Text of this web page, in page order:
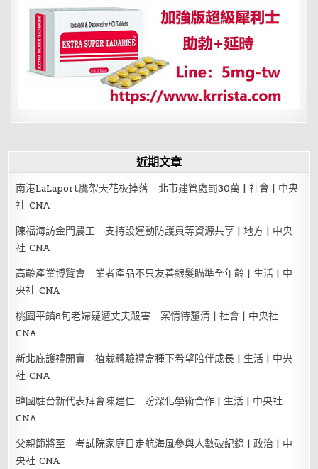
近期文章
南港LaLaport鷹架天花板掉落 北市建管處罰30萬 | 社會 | 中央
社 CNA
陳福海訪金門農工 支持設運動防護員等資源共享 | 地方 | 中央
社 CNA
高齡產業博覽會 業者產品不只友善銀髮瞄準全年齡 | 生活 | 中
央社 CNA
桃園平鎮8旬老婦疑遭丈夫殺害 案情待釐清 | 社會 | 中央社
CNA
新北庇護禮開賣 植栽體驗禮盒種下希望陪伴成長 | 生活 | 中央
社 CNA
韓國駐台新代表拜會陳建仁 盼深化學術合作 | 生活 | 中央社
CNA
父親節將至 考試院家庭日走航海風參與人數破紀錄 | 政治 | 中
央社 CNA